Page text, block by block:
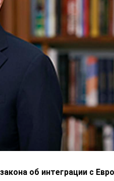
об интеграции с